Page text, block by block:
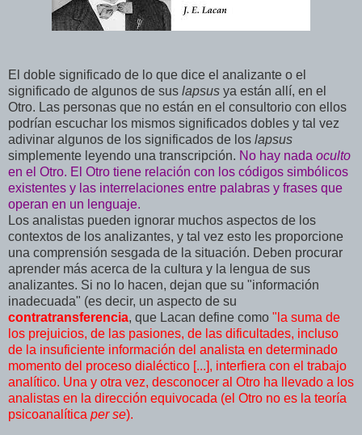
El doble significado de lo que dice el analizante o el
significado de algunos de sus lapsus ya están allí, en el
Otro. Las personas que no están en el consultorio con ellos
podrían escuchar los mismos significados dobles y tal vez
adivinar algunos de los significados de los lapsus
simplemente leyendo una transcripción. No hay nada oculto
en el Otro. El Otro tiene relación con los códigos simbólicos
existentes y las interrelaciones entre palabras y frases que
operan en un lenguaje.
Los analistas pueden ignorar muchos aspectos de los
contextos de los analizantes, y tal vez esto les proporcione
una comprensión sesgada de la situación. Deben procurar
aprender más acerca de la cultura y la lengua de sus
analizantes. Si no lo hacen, dejan que su "información
inadecuada" (es decir, un aspecto de su
contratransferencia, que Lacan define como "la suma de
los prejuicios, de las pasiones, de las dificultades, incluso
de la insuficiente información del analista en determinado
momento del proceso dialéctico [...], interfiera con el trabajo
analítico. Una y otra vez, desconocer al Otro ha llevado a los
analistas en la dirección equivocada (el Otro no es la teoría
psicoanalítica perse).